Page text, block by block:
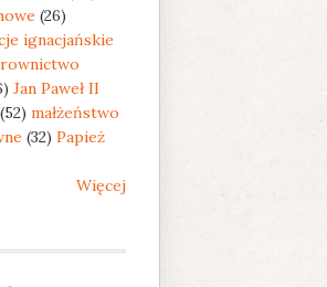
(26)
ignacjańskie
Jan Paweł II
(52) małżeństwo
(32) Papież
Więcej